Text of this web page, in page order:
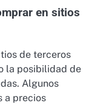
en sitios
de terceros
la posibilidad de
Algunos
a precios